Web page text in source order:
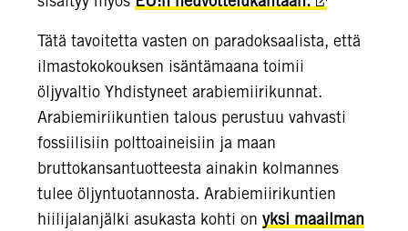
Tätä tavoitetta vasten on paradoksaalista, että
ilmastokokouksen isäntämaana toimii
öljyvaltio Yhdistyneet arabiemiirikunnat.
Arabiemiriikuntien talous perustuu vahvasti
fossiilisiin polttoaineisiin ja maan
bruttokansantuotteesta ainakin kolmannes
tulee öljyntuotannosta. Arabiemiirikuntien
hiilijalanjälki asukasta kohti on yksi maailman